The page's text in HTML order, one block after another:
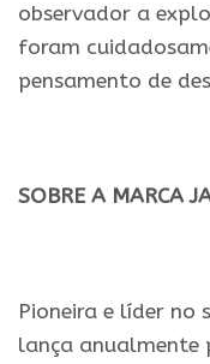
observador a
foram
pensamento de
SOBRE A MARCA
Pioneira e líder no
lança anualmente